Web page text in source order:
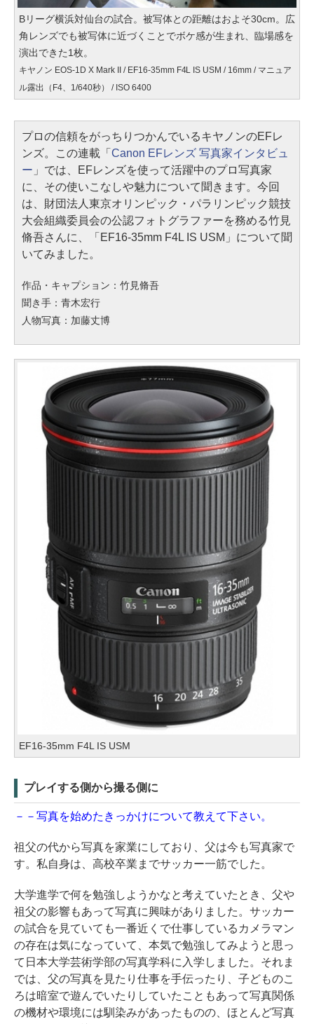
Bリーグ横浜対仙台の試合。被写体との距離はおよそ30cm。広
角レンズでも被写体に近づくことでボケ感が生まれ、臨場感を
演出できた1枚。
キヤノン EOS-1D X Mark II / EF16-35mm F4L IS USM / 16mm / マニュア
ル露出（F4、1/640秒） / ISO 6400
プロの信頼をがっちりつかんでいるキヤノンのEFレ
ンズ。この連載「 Canon EFレンズ 写真家インタビュ
ー 」では、EFレンズを使って活躍中のプロ写真家
に、その使いこなしや魅力について聞きます。今回
は、財団法人東京オリンピック・パラリンピック競技
大会組織委員会の公認フォトグラファーを務める竹見
脩吾さんに、「EF16-35mm F4L IS USM」について聞
いてみました。
作品・キャプション：竹見脩吾
聞き手：青木宏行
人物写真：加藤丈博
EF16-35mm F4L IS USM
プレイする側から撮る側に
－－写真を始めたきっかけについて教えて下さい。
祖父の代から写真を家業にしており、父は今も写真家で
す。私自身は、高校卒業までサッカー一筋でした。
大学進学で何を勉強しようかなと考えていたとき、父や
祖父の影響もあって写真に興味がありました。サッカー
の試合を見ていても一番近くで仕事しているカメラマン
の存在は気になっていて、本気で勉強してみようと思っ
て日本大学芸術学部の写真学科に入学しました。それま
では、父の写真を見たり仕事を手伝ったり、子どものこ
ろは暗室で遊んでいたりしていたこともあって写真関係
の機材や環境には馴染みがあったものの、ほとんど写真